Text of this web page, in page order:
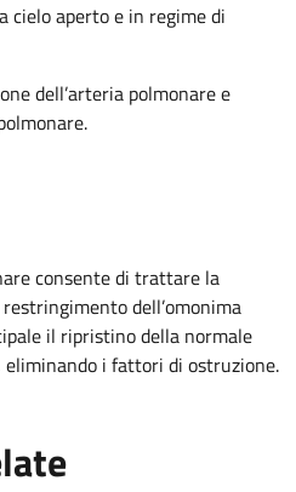
cielo aperto e in regime di
dell’arteria polmonare e
consente di trattare la
dell’omonima
il ripristino della normale
eliminando i fattori di ostruzione.